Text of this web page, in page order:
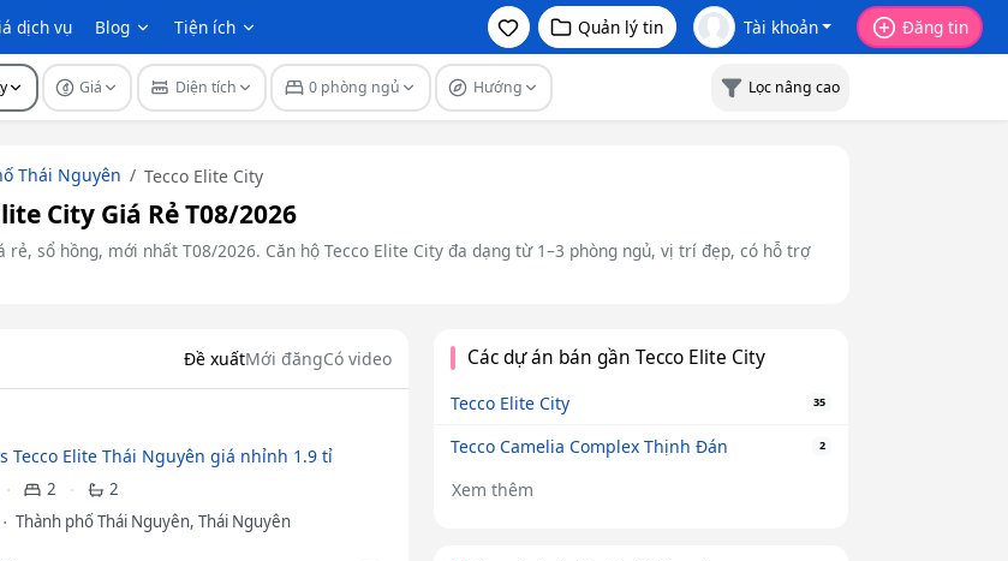
dịch vụ Blog Tiện ích Quản lý tin Tài khoản Đăng tin
Giá Diện tích 0 phòng ngủ Hướng Lọc nâng cao
Thái Nguyên Tecco Elite City
City Giá Rẻ T08/2026
sổ hồng, mới nhất T08/2026. Căn hộ Tecco Elite City đa dạng từ 1–3 phòng ngủ, vị trí đẹp, có hỗ trợ
Đề xuấtMới đăngCó video
Tecco Elite Thái Nguyên giá nhỉnh 1.9 tỉ
2
2
Thành phố Thái Nguyên, Thái Nguyên
Các dự án bán gần Tecco Elite City
Tecco Elite City 35
Tecco Camelia Complex Thịnh Đán 2
Xem thêm